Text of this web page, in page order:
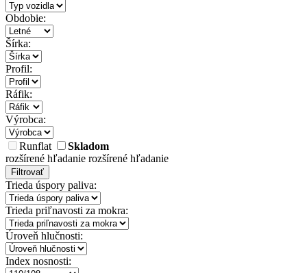
Obdobie:
Šírka:
Profil:
Ráfik:
Výrobca:
Runflat
Skladom
rozšírené hľadanie rozšírené hľadanie
Filtrovať
Trieda úspory paliva:
Trieda priľnavosti za mokra:
Úroveň hlučnosti:
Index nosnosti: